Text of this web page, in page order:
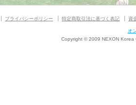
プライバシーポリシー 特定商取引法に基づく表記 資
オ
Copyright © 2009 NEXON Korea